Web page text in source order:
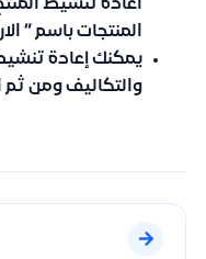
اعادة تنشيط
المنتجات باسم ”
يمكنك إعادة تنشيط
والتكاليف ومن